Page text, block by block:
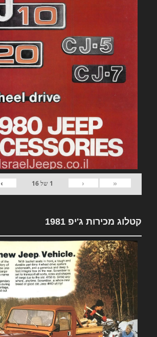
«
‹
1 של16
›
קטלוג מכירות ג'יפ 1981